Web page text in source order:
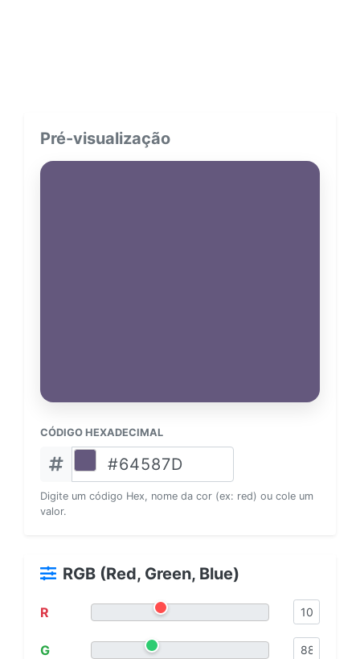
Pré-visualização
CÓDIGO HEXADECIMAL
Digite um código Hex, nome da cor (ex: red) ou cole um
valor.
RGB (Red, Green, Blue)
R
G